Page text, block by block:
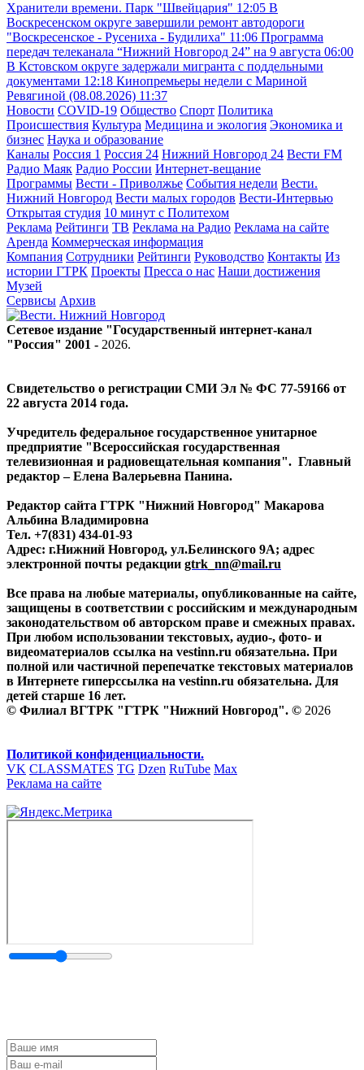
Хранители времени. Парк "Швейцария" 12:05 В
Воскресенском округе завершили ремонт автодороги
"Воскресенское - Русениха - Будилиха" 11:06 Программа
передач телеканала “Нижний Новгород 24” на 9 августа 06:00
В Кстовском округе задержали мигранта с поддельными
документами 12:18 Кинопремьеры недели с Мариной
Ревягиной (08.08.2026) 11:37
Новости COVID-19 Общество Спорт Политика
Происшествия Культура Медицина и экология Экономика и
бизнес Наука и образование
Каналы Россия 1 Россия 24 Нижний Новгород 24 Вести FM
Радио Маяк Радио России Интернет-вещание
Программы Вести - Приволжье События недели Вести.
Нижний Новгород Вести малых городов Вести-Интервью
Открытая студия 10 минут с Политехом
Реклама Рейтинги ТВ Реклама на Радио Реклама на сайте
Аренда Коммерческая информация
Компания Сотрудники Рейтинги Руководство Контакты Из
истории ГТРК Проекты Пресса о нас Наши достижения
Музей
Сервисы Архив
Сетевое издание "Государственный интернет-канал
"Россия" 2001 - 2026.
Свидетельство о регистрации СМИ Эл № ФС 77-59166 от
22 августа 2014 года.
Учредитель федеральное государственное унитарное
предприятие "Всероссийская государственная
телевизионная и радиовещательная компания". Главный
редактор – Елена Валерьевна Панина.
Редактор сайта ГТРК "Нижний Новгород" Макарова
Альбина Владимировна
Тел. +7(831) 434-01-93
Адрес: г.Нижний Новгород, ул.Белинского 9А; адрес
электронной почты редакции gtrk_nn@mail.ru
Все права на любые материалы, опубликованные на сайте,
защищены в соответствии с российским и международным
законодательством об авторском праве и смежных правах.
При любом использовании текстовых, аудио-, фото- и
видеоматериалов ссылка на vestinn.ru обязательна. При
полной или частичной перепечатке текстовых материалов
в Интернете гиперссылка на vestinn.ru обязательна. Для
детей старше 16 лет.
© Филиал ВГТРК "ГТРК "Нижний Новгород". © 2026
Политикой конфиденциальности.
VK CLASSMATES TG Dzen RuTube Max
Реклама на сайте